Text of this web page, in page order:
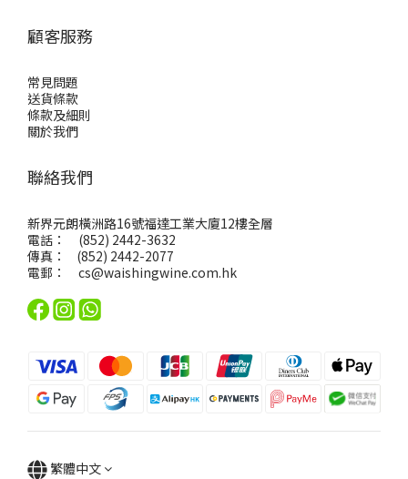
顧客服務
常見問題
送貨條款
條款及細則
關於我們
聯絡我們
新界元朗橫洲路16號福達工業大廈12樓全層
電話： (852) 2442-3632
傳真： (852) 2442-2077
電郵： cs@waishingwine.com.hk
繁體中文